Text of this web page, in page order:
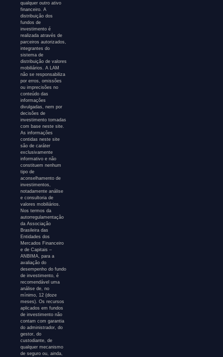
qualquer outro ativo
financeiro. A
distribuição dos
fundos de
investimento é
realizada através de
parceiros autorizados,
integrantes do
sistema de
distribuição de valores
mobiliários. A LAM
não se responsabiliza
por erros, omissões
ou imprecisões no
conteúdo das
informações
divulgadas, nem por
decisões de
investimento tomadas
com base neste site.
As informações
contidas neste site
são de caráter
exclusivamente
informativo e não
constituem nenhum
tipo de
aconselhamento de
investimentos,
notadamente análise
e consultoria de
valores mobiliários.
Nos termos da
autorregulamentação
da Associação
Brasileira das
Entidades dos
Mercados Financeiro
e de Capitais –
ANBIMA, para a
avaliação do
desempenho do fundo
de investimento, é
recomendável uma
análise de, no
mínimo, 12 (doze
meses). Os recursos
aplicados em fundos
de investimento não
contam com garantia
do administrador, do
gestor, do
custodiante, de
qualquer mecanismo
de seguro ou, ainda,